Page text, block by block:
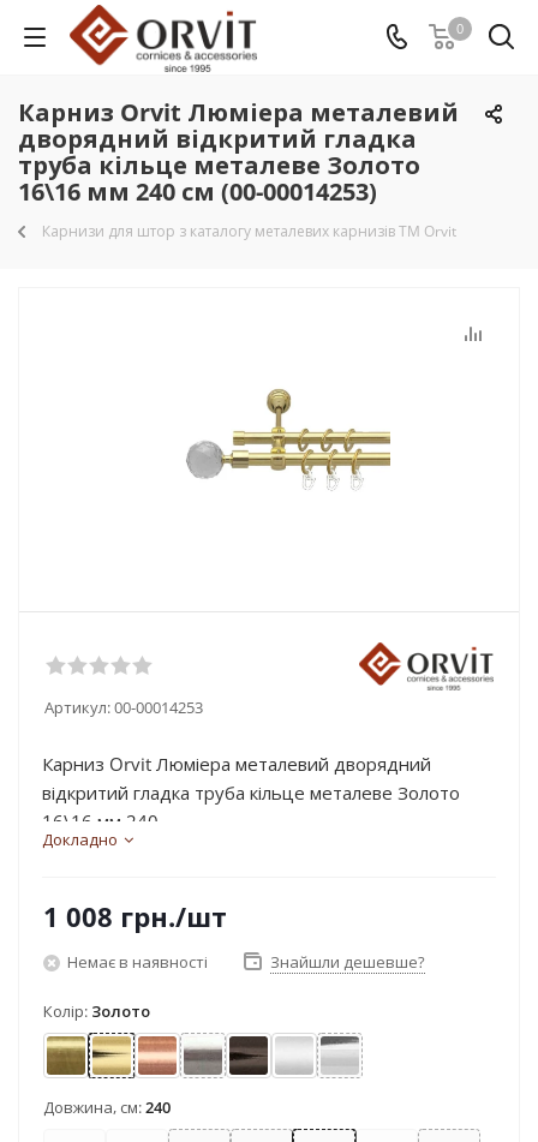
0
Карниз Orvit Люміера металевий
дворядний відкритий гладка
труба кільце металеве Золото
16\16 мм 240 см (00-00014253)
Карнизи для штор з каталогу металевих карнизів TM Orvit
Артикул:00-00014253
Карниз Orvit Люміера металевий дворядний
відкритий гладка труба кільце металеве Золото
16\16 мм 240...
Докладно
1 008 грн./шт
Немає в наявності Знайшли дешевше?
Колір: Золото
АнтикЗолотоМідьНержавіюча сталь
ОніксСатин Хром
Довжина, см:240